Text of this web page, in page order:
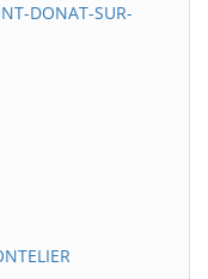
DONAT-SUR-